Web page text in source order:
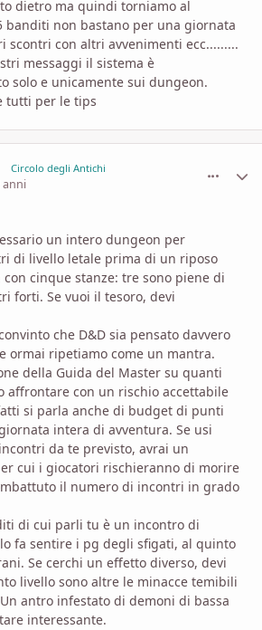
dietro ma quindi torniamo al
banditi non bastano per una giornata
scontri con altri avvenimenti ecc.........
messaggi il sistema è
solo e unicamente sui dungeon.
tutti per le tips
Circolo degli Antichi
anni
un intero dungeon per
di livello letale prima di un riposo
cinque stanze: tre sono piene di
forti. Se vuoi il tesoro, devi
che D&D sia pensato davvero
ormai ripetiamo come un mantra.
della Guida del Master su quanti
affrontare con un rischio accettabile
si parla anche di budget di punti
intera di avventura. Se usi
da te previsto, avrai un
cui i giocatori rischieranno di morire
il numero di incontri in grado
di cui parli tu è un incontro di
fa sentire i pg degli sfigati, al quinto
Se cerchi un effetto diverso, devi
livello sono altre le minacce temibili
antro infestato di demoni di bassa
interessante.